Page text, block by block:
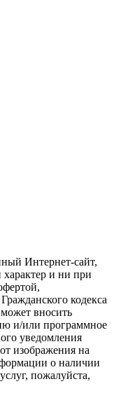
Интернет-сайт,
и ни при
кодекса
внocить
и/или пpoгpaммнoe
yвeдoмлeния
изображения на
о наличии
пожалуйста,